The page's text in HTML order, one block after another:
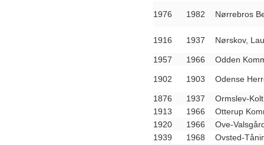
1976 1982 Nørrebros
1916 1937 Nørskov,
1957 1966 Odden
1902 1903 Odense
1876 1937
Ormslev-
1913
1966
Otterup
1920
1966
Ove-
1939
1968
Ovsted-